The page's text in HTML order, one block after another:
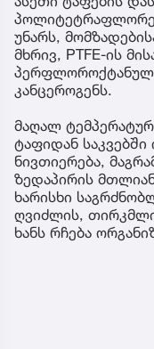
უნარს,
მხრივ, PTFE-ის
პერფლოროქტანულ
კანცეროგენს.
მაღალ
ტაფიდან
ნივთიერება,
ზედაპირის
ხარისხი
ღვიძლის,
ხანს რჩება